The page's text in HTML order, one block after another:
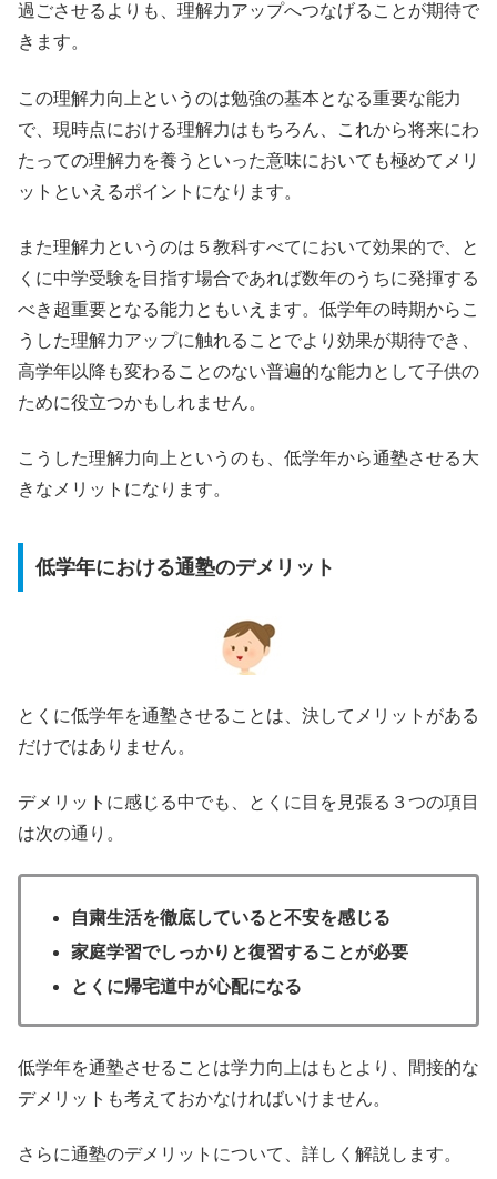
過ごさせるよりも、理解力アップへつなげることが期待で
きます。
この理解力向上というのは勉強の基本となる重要な能力
で、現時点における理解力はもちろん、これから将来にわ
たっての理解力を養うといった意味においても極めてメリ
ットといえるポイントになります。
また理解力というのは５教科すべてにおいて効果的で、と
くに中学受験を目指す場合であれば数年のうちに発揮する
べき超重要となる能力ともいえます。低学年の時期からこ
うした理解力アップに触れることでより効果が期待でき、
高学年以降も変わることのない普遍的な能力として子供の
ために役立つかもしれません。
こうした理解力向上というのも、低学年から通塾させる大
きなメリットになります。
低学年における通塾のデメリット
とくに低学年を通塾させることは、決してメリットがある
だけではありません。
デメリットに感じる中でも、とくに目を見張る３つの項目
は次の通り。
自粛生活を徹底していると不安を感じる
家庭学習でしっかりと復習することが必要
とくに帰宅道中が心配になる
低学年を通塾させることは学力向上はもとより、間接的な
デメリットも考えておかなければいけません。
さらに通塾のデメリットについて、詳しく解説します。